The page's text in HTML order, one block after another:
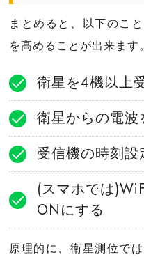
まとめると、以下のこ
を高めることが出来ます。
衛星を4機以上
衛星からの電波
受信機の時刻
(スマホでは
ONにする
原理的に、衛星測位で